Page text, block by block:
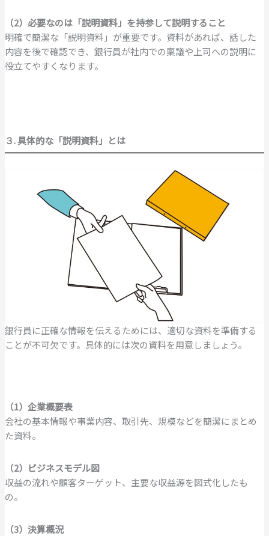
（2）必要なのは「説明資料」を持参して説明すること
明確で簡潔な「説明資料」が重要です。資料があれば、話した
内容を後で確認でき、銀行員が社内での稟議や上司への説明に
役立てやすくなります。
３. 具体的な「説明資料」とは
銀行員に正確な情報を伝えるためには、適切な資料を準備する
ことが不可欠です。具体的には次の資料を用意しましょう。
（1）企業概要表
会社の基本情報や事業内容、取引先、規模などを簡潔にまとめ
た資料。
（2）ビジネスモデル図
収益の流れや顧客ターゲット、主要な収益源を図式化したも
の。
（3）決算概況